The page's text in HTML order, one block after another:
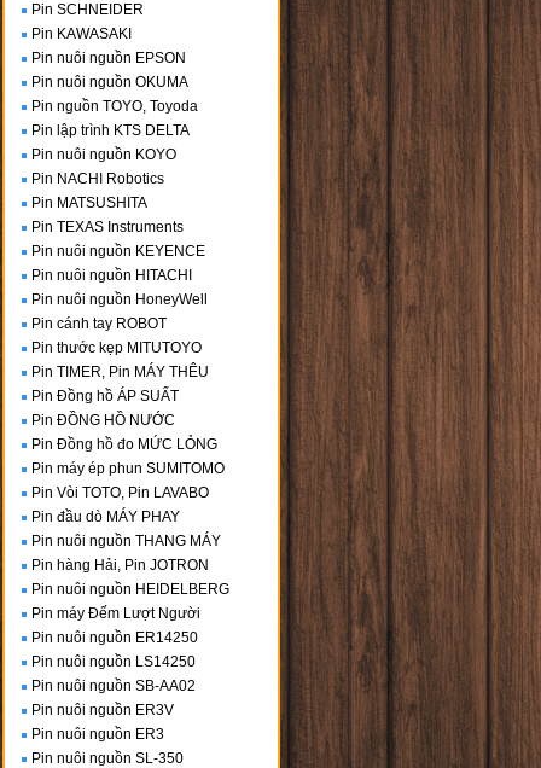
Pin SCHNEIDER
Pin KAWASAKI
Pin nuôi nguồn EPSON
Pin nuôi nguồn OKUMA
Pin nguồn TOYO, Toyoda
Pin lập trình KTS DELTA
Pin nuôi nguồn KOYO
Pin NACHI Robotics
Pin MATSUSHITA
Pin TEXAS Instruments
Pin nuôi nguồn KEYENCE
Pin nuôi nguồn HITACHI
Pin nuôi nguồn HoneyWell
Pin cánh tay ROBOT
Pin thước kẹp MITUTOYO
Pin TIMER, Pin MÁY THÊU
Pin Đồng hồ ÁP SUẤT
Pin ĐỒNG HỒ NƯỚC
Pin Đồng hồ đo MỨC LỎNG
Pin máy ép phun SUMITOMO
Pin Vòi TOTO, Pin LAVABO
Pin đầu dò MÁY PHAY
Pin nuôi nguồn THANG MÁY
Pin hàng Hải, Pin JOTRON
Pin nuôi nguồn HEIDELBERG
Pin máy Đếm Lượt Người
Pin nuôi nguồn ER14250
Pin nuôi nguồn LS14250
Pin nuôi nguồn SB-AA02
Pin nuôi nguồn ER3V
Pin nuôi nguồn ER3
Pin nuôi nguồn SL-350